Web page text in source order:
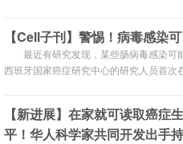
HPP成立十周年之际，科学家公布了90.4
人类蛋白质组草图。
【Cell子刊】警惕！病毒感染
最近有研究发现，某些肠病毒感染可
西班牙国家癌症研究中心的研究人员首次
【新进展】在家就可读取癌症
平！华人科学家共同开发出手